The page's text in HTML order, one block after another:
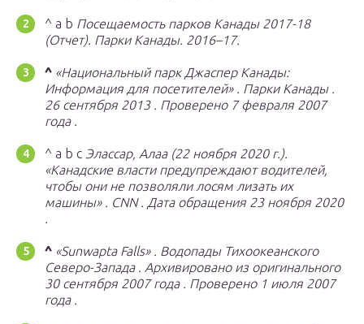
^ a b Посещаемость парков Канады 2017-18
(Отчет). Парки Канады. 2016–17.
^ «Национальный парк Джаспер Канады:
Информация для посетителей». Парки Канады.
26 сентября 2013 . Проверено 7 февраля 2007
года.
^ a b c Элассар, Алаа (22 ноября 2020 г.).
«Канадские власти предупреждают водителей,
чтобы они не позволяли лосям лизать их
машины». CNN. Дата обращения 23 ноября 2020
.
^ «Sunwapta Falls». Водопады Тихоокеанского
Северо-Запада. Архивировано из оригинального
30 сентября 2007 года . Проверено 1 июля 2007
года.